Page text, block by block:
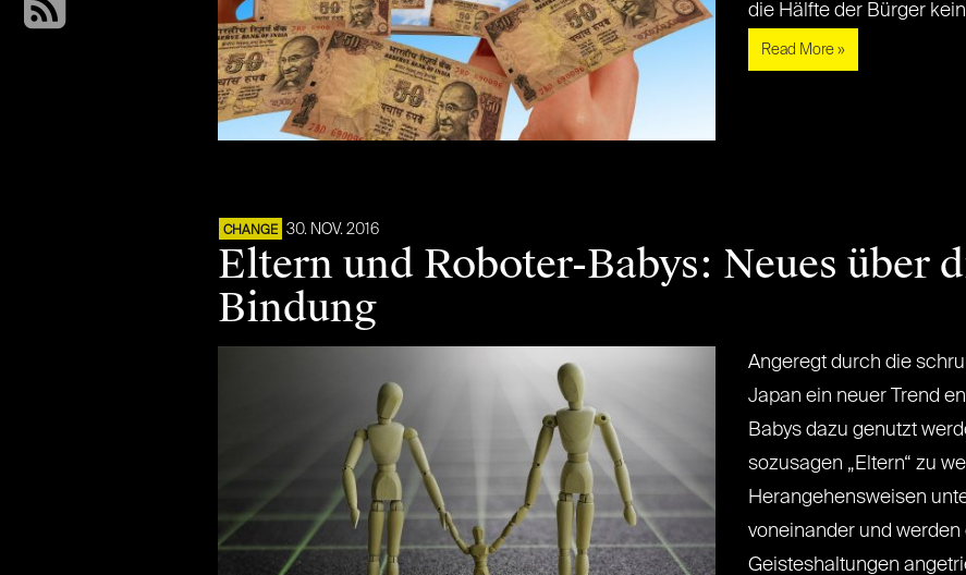
die Hälfte der Bürger kein
Read More »
CHANGE 30. NOV. 2016
Eltern und Roboter-Babys: Neues über
Bindung
Angeregt durch die
Japan ein neuer Trend
Babys dazu genutzt
sozusagen „Eltern“ zu
Herangehensweisen
voneinander und
Geisteshaltungen